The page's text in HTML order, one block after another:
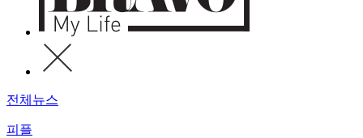
전체뉴스
피플